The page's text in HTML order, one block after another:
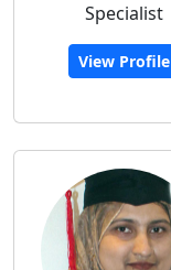
Specialist
View Profile